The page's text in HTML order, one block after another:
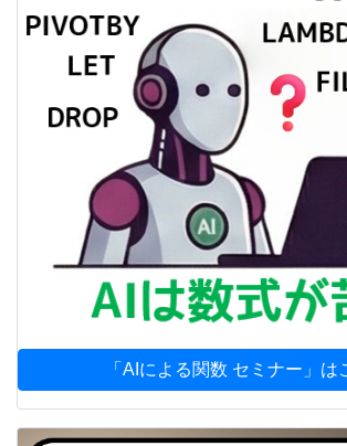
「AIによる関数 セミナー」は